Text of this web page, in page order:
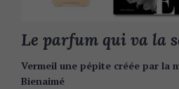
Le parfum qui va la
Vermeil une pépite créée par la
Bienaimé